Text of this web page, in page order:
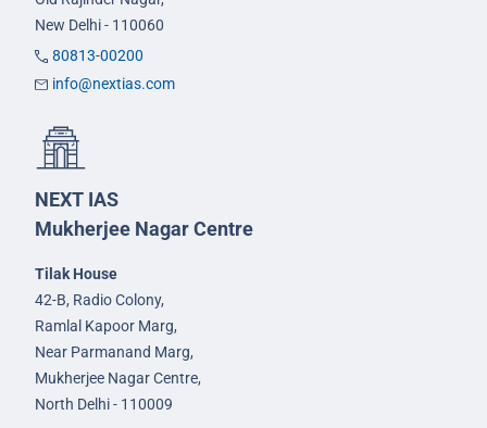
New Delhi - 110060
80813-00200
info@nextias.com
NEXT IAS
Mukherjee Nagar Centre
Tilak House
42-B, Radio Colony,
Ramlal Kapoor Marg,
Near Parmanand Marg,
Mukherjee Nagar Centre,
North Delhi - 110009